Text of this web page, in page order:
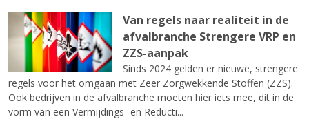
Van regels naar realiteit in de
afvalbranche Strengere VRP en
ZZS-aanpak
Sinds 2024 gelden er nieuwe, strengere
regels voor het omgaan met Zeer Zorgwekkende Stoffen (ZZS).
Ook bedrijven in de afvalbranche moeten hier iets mee, dit in de
vorm van een Vermijdings- en Reducti...